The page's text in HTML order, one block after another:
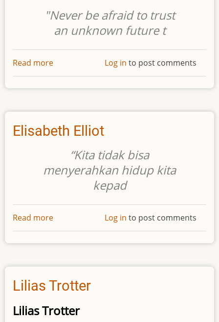
"Never be afraid to trust
an unknown future t
Read more
Corrie
ten
Log in to post comments
Elisabeth Elliot
“Kita tidak bisa
menyerahkan hidup kita
kepad
Read more
Elisabeth
Elliot
Log in to post comments
Lilias Trotter
Lilias Trotter